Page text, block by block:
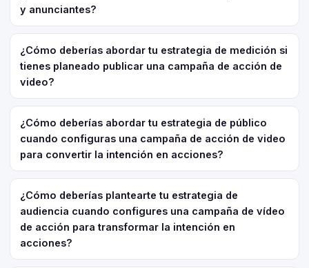
y anunciantes?
¿Cómo deberías abordar tu estrategia de medición si
tienes planeado publicar una campaña de acción de
video?
¿Cómo deberías abordar tu estrategia de público
cuando configuras una campaña de acción de video
para convertir la intención en acciones?
¿Cómo deberías plantearte tu estrategia de
audiencia cuando configures una campaña de vídeo
de acción para transformar la intención en
acciones?